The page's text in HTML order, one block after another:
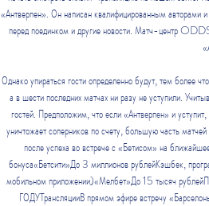
«Антверпен». Он написан квалифицированным авторами
перед поединком и другие новости. Матч-центр
Однако упираться гости определенно будут, тем более
а в шести последних матчах ни разу не уступили.
гостей. Предположим, что если «Антверпен» и
уничтожает соперников по счету, большую часть
после успеха во встрече с «Бетисом» на
бонуса«Бетсити»До 3 миллионов рублейКэшбек,
мобильном приложении)«Мелбет»До 15 тысяч
ГОДУТрансляцииВ прямом эфире встречу